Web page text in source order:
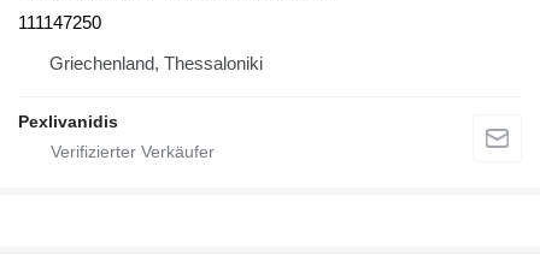
111147250
Griechenland, Thessaloniki
Pexlivanidis